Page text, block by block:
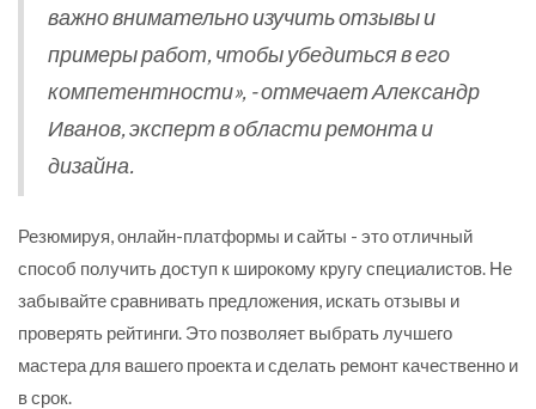
важно внимательно изучить отзывы и
примеры работ, чтобы убедиться в его
компетентности», - отмечает Александр
Иванов, эксперт в области ремонта и
дизайна.
Резюмируя, онлайн-платформы и сайты - это отличный
способ получить доступ к широкому кругу специалистов. Не
забывайте сравнивать предложения, искать отзывы и
проверять рейтинги. Это позволяет выбрать лучшего
мастера для вашего проекта и сделать ремонт качественно и
в срок.